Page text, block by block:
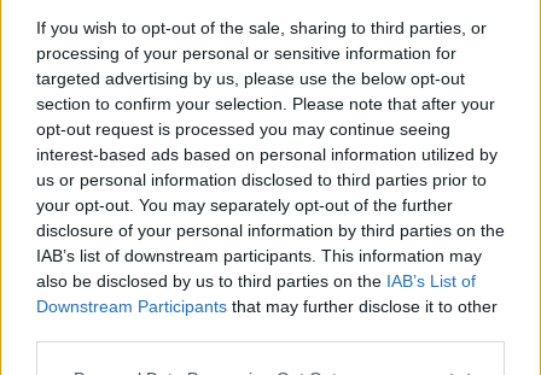
If you wish to opt-out of the sale, sharing to third parties, or
processing of your personal or sensitive information for
targeted advertising by us, please use the below opt-out
section to confirm your selection. Please note that after your
opt-out request is processed you may continue seeing
interest-based ads based on personal information utilized by
us or personal information disclosed to third parties prior to
your opt-out. You may separately opt-out of the further
disclosure of your personal information by third parties on the
IAB’s list of downstream participants. This information may
also be disclosed by us to third parties on the IAB’s List of
Downstream Participants that may further disclose it to other
elkészíthetjük. Egy kis tejszínnel, tojássárgájával
és parmezánnal krémes, ízgazdag fogás
születhet. Ha egy igazán magyaros fogásra
vágyunk még a húsvéti lakomák után, akkor
bátran fogjunk neki egy rakott krumplinak is,
hiszen a hagyományos rakott krumplit
feldobhatjuk az ünnepi sonka maradékával, így
még gazdagabb és ínycsiklandóbb lesz.
Salátát is bátran ízesíthetünk vele. „A sonkából